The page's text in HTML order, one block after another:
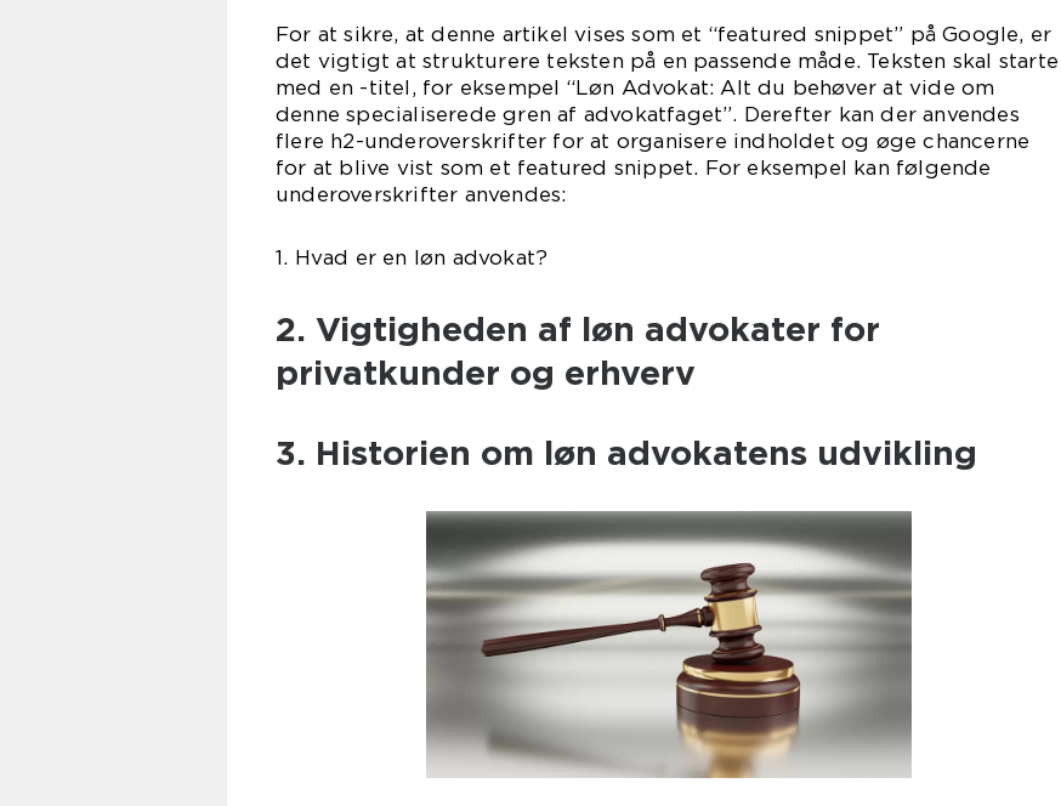
For at sikre, at denne artikel vises som et “featured snippet” på Google, er
det vigtigt at strukturere teksten på en passende måde. Teksten skal starte
med en -titel, for eksempel “Løn Advokat: Alt du behøver at vide om
denne specialiserede gren af advokatfaget”. Derefter kan der anvendes
flere h2-underoverskrifter for at organisere indholdet og øge chancerne
for at blive vist som et featured snippet. For eksempel kan følgende
underoverskrifter anvendes:
1. Hvad er en løn advokat?
2. Vigtigheden af løn advokater for
privatkunder og erhverv
3. Historien om løn advokatens udvikling